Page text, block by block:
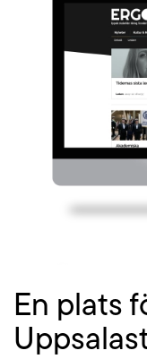
Lediga jobb
Kollektivavtal
English
En plats